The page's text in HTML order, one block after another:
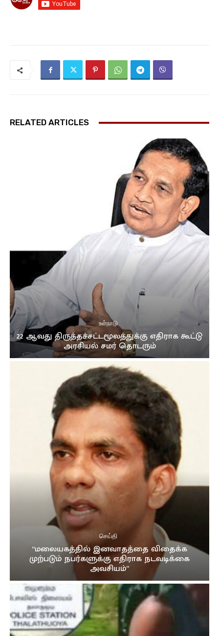
RELATED ARTICLES
உள்நாடு
22 ஆவது திருத்தச்சட்டமூலத்துக்கு எதிராக கூட்டு
அரசியல் சமர் தொடரும்
செய்தி
“மலையகத்தில் இனவாதத்தை விதைக்க
முற்படும் நபர்களுக்கு எதிராக நடவடிக்கை
அவசியம்”